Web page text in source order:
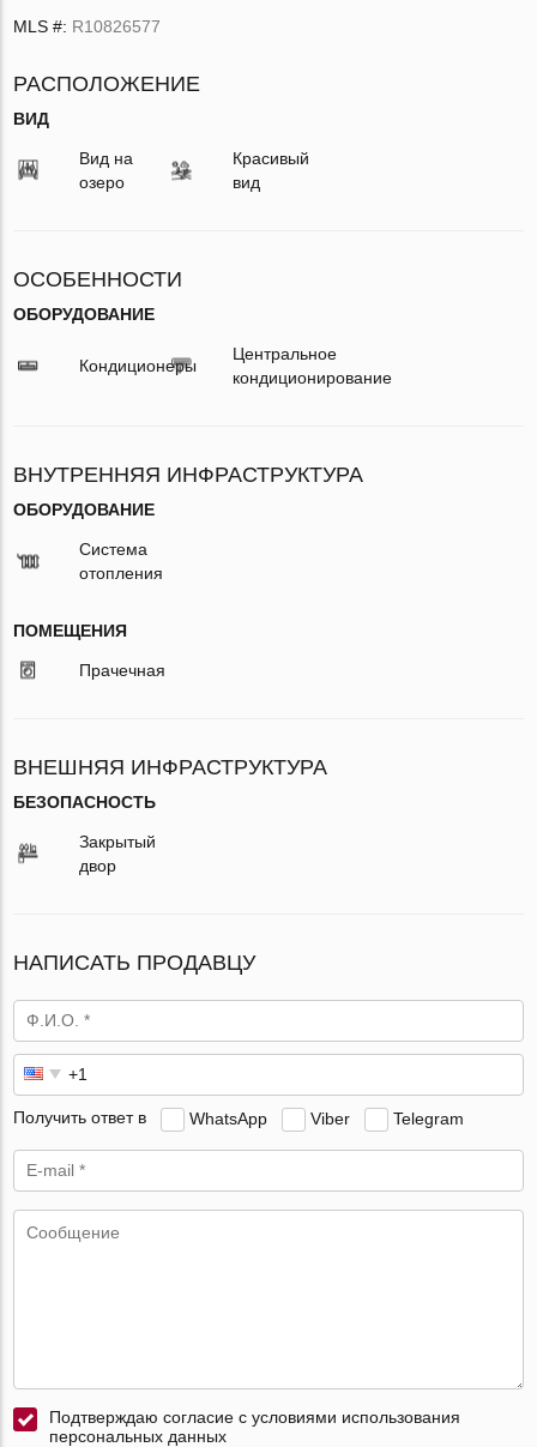
MLS #: R10826577
РАСПОЛОЖЕНИЕ
ВИД
Вид на
озеро
Красивый
вид
ОСОБЕННОСТИ
ОБОРУДОВАНИЕ
Кондиционеры
Центральное
кондиционирование
ВНУТРЕННЯЯ ИНФРАСТРУКТУРА
ОБОРУДОВАНИЕ
Система
отопления
ПОМЕЩЕНИЯ
Прачечная
ВНЕШНЯЯ ИНФРАСТРУКТУРА
БЕЗОПАСНОСТЬ
Закрытый
двор
НАПИСАТЬ ПРОДАВЦУ
Получить ответ в WhatsApp Viber Telegram
Подтверждаю согласие с условиями использования
персональных данных